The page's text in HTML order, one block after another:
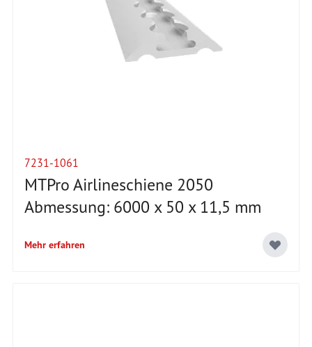
7231-1061
MTPro Airlineschiene 2050
Abmessung: 6000 x 50 x 11,5 mm
Mehr erfahren